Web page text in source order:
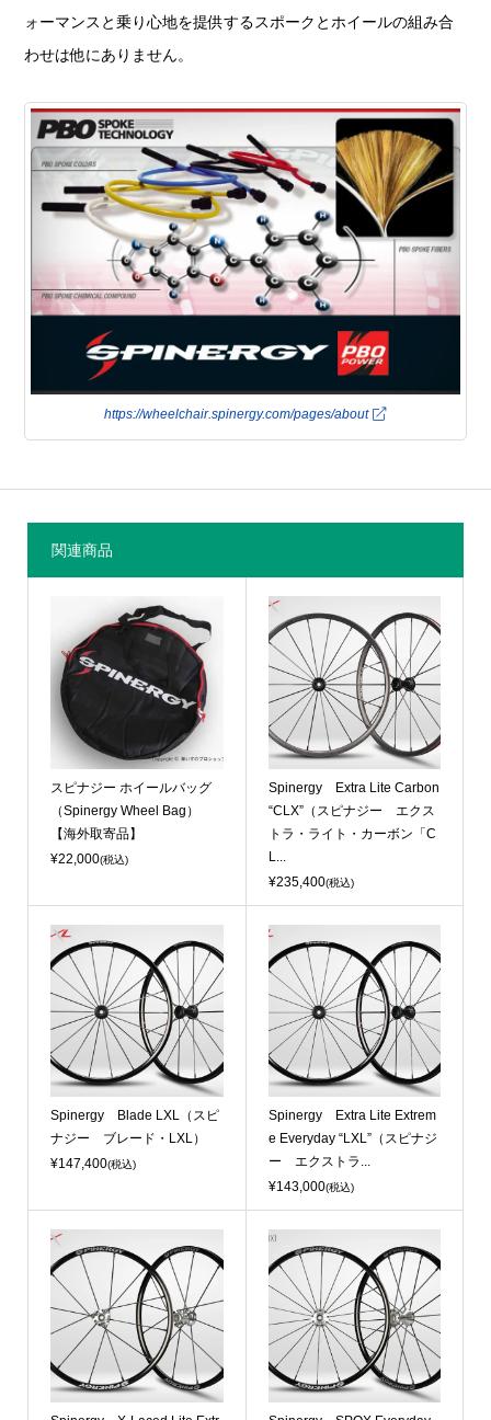
ォーマンスと乗り心地を提供するスポークとホイールの組み合
わせは他にありません。
https://wheelchair.spinergy.com/pages/about
関連商品
スピナジー ホイールバッグ
（Spinergy Wheel Bag）
【海外取寄品】
¥22,000(税込)
Spinergy Extra Lite Carbon
“CLX”（スピナジー エクス
トラ・ライト・カーボン「C
L...
¥235,400(税込)
Spinergy Blade LXL（スピ
ナジー ブレード・LXL）
¥147,400(税込)
Spinergy Extra Lite Extrem
e Everyday “LXL”（スピナジ
ー エクストラ...
¥143,000(税込)